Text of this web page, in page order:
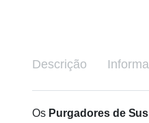
Descrição
Os Purgadores de